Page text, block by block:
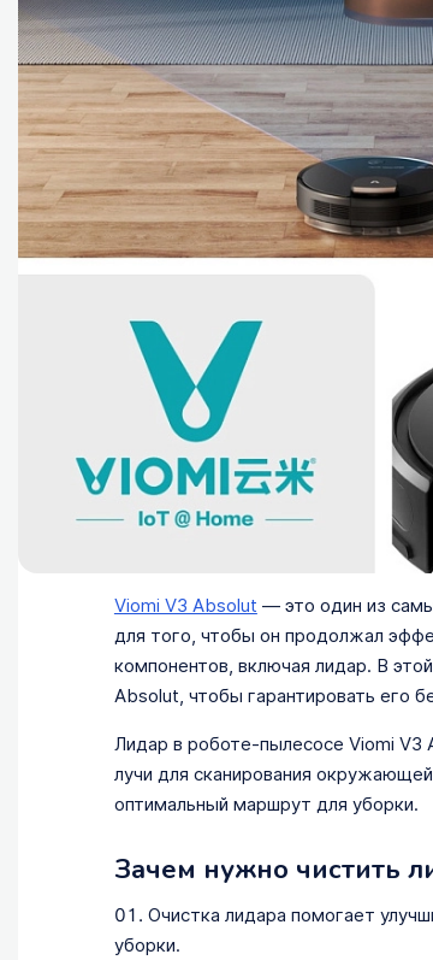
Viomi V3 Absolut — это один из
для того, чтобы он продолжал
компонентов, включая лидар. В
Absolut, чтобы гарантировать его
Лидар в роботе-пылесосе Viomi V3
лучи для сканирования
оптимальный маршрут для уборки.
Зачем нужно чистить
Очистка лидара помогает
уборки.